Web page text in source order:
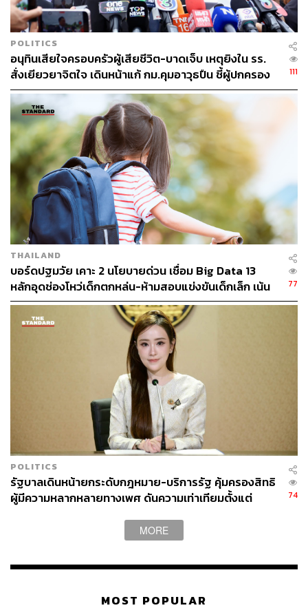
POLITICS
อนุทินเสียใจครอบครัวผู้เสียชีวิต-บาดเจ็บ เหตุยิงใน รร.
สั่งเยียวยาจิตใจ เดินหน้าแก้ กม.คุมอาวุธปืน ชี้ผู้ปกครอง
ต้องร่วมรับผิดชอบ
111
THAILAND
บอร์ดปฐมวัย เคาะ 2 นโยบายด่วน เชื่อม Big Data 13
หลักอุดช่องโหว่เด็กตกหล่น-ห้ามสอบแข่งขันเด็กเล็ก เน้น
เรียนรู้ผ่านการเล่น
77
POLITICS
รัฐบาลเดินหน้ายกระดับกฎหมาย-บริการรัฐ คุ้มครองสิทธิ
ผู้มีความหลากหลายทางเพศ ดันความเท่าเทียมตั้งแต่
74
MORE
MOST POPULAR